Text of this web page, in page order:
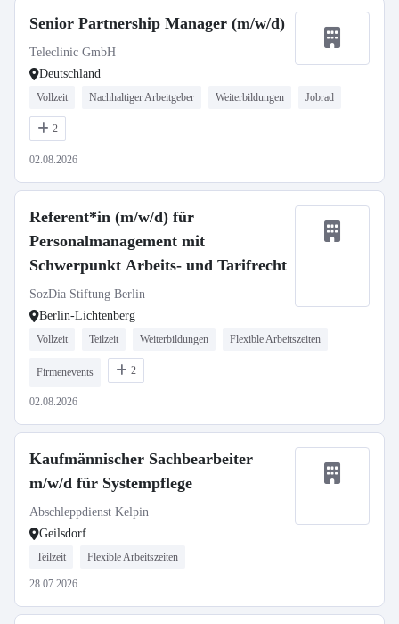
Senior Partnership Manager (m/w/d)
Teleclinic GmbH
Deutschland
Vollzeit Nachhaltiger Arbeitgeber Weiterbildungen Jobrad
2
02.08.2026
Referent*in (m/w/d) für
Personalmanagement mit
Schwerpunkt Arbeits- und Tarifrecht
SozDia Stiftung Berlin
Berlin-Lichtenberg
Vollzeit Teilzeit Weiterbildungen Flexible Arbeitszeiten
Firmenevents 2
02.08.2026
Kaufmännischer Sachbearbeiter
m/w/d für Systempflege
Abschleppdienst Kelpin
Geilsdorf
Teilzeit Flexible Arbeitszeiten
28.07.2026